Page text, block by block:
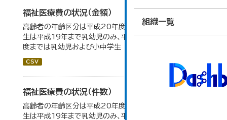
組織一覧
福祉医療費の状況（金額）
高齢者の年齢区分は平成20年度から変更 乳幼児・小中高
生は平成19年まで乳幼児のみ、平成20年度から令和元年
度までは乳幼児および小中学生
CSV
福祉医療費の状況（件数）
高齢者の年齢区分は平成20年度から変更 乳幼児・小中高
生は平成19年まで乳幼児のみ、平成20年度から令和元年